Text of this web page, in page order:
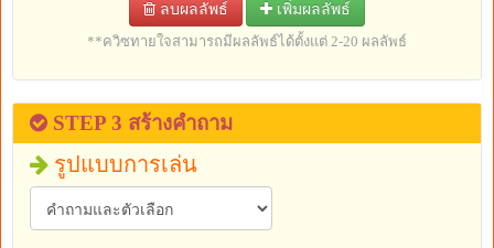
ลบผลลัพธ์
เพิ่มผลลัพธ์
**ควิซทายใจสามารถมีผลลัพธ์ได้ตั้งแต่ 2-20 ผลลัพธ์
STEP 3 สร้างคำถาม
รูปแบบการเล่น